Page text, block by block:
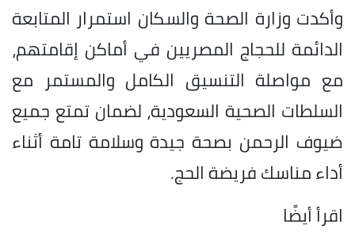
وأكدت وزارة الصحة والسكان استمرار المتابعة
الدائمة للحجاج المصريين في أماكن إقامتهم،
مع مواصلة التنسيق الكامل والمستمر مع
السلطات الصحية السعودية، لضمان تمتع جميع
ضيوف الرحمن بصحة جيدة وسلامة تامة أثناء
أداء مناسك فريضة الحج.
اقرأ أيضًا